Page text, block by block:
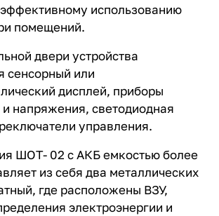
использованию
помещений.
двери устройства
сенсорный или
дисплей, приборы
и напряжения, светодиодная
управления.
ШОТ- 02 с АКБ емкостью более
из себя два металлических
где расположены ВЗУ,
электроэнергии и